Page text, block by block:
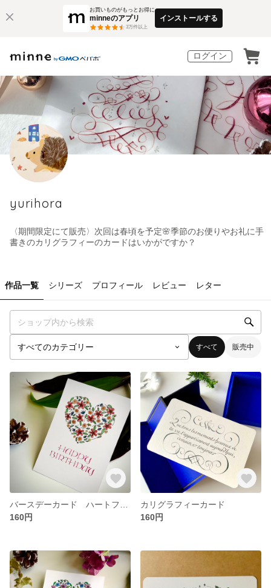
お買いものがもっとお得に
minneのアプリ
3万件以上
インストールする
ログイン
yurihora
〈期間限定にて販売〉次回は春頃を予定🌸季節のお便りやお礼に手
書きのカリグラフィーのカードはいかがですか？
作品一覧 シリーズ プロフィール レビュー レター
すべて 販売中
160円
カリグラフィーカード
160円